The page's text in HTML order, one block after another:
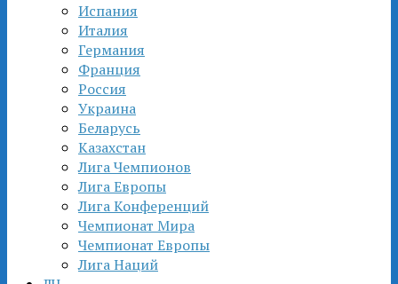
Испания
Италия
Германия
Франция
Россия
Украина
Беларусь
Казахстан
Лига Чемпионов
Лига Европы
Лига Конференций
Чемпионат Мира
Чемпионат Европы
Лига Наций